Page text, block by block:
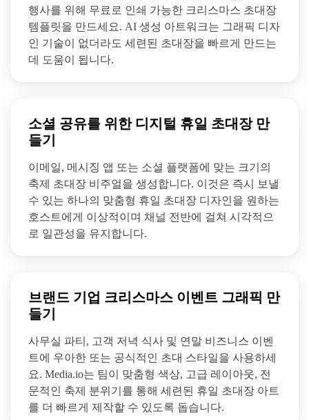
행사를 위해 무료로 인쇄 가능한 크리스마스 초대장
템플릿을 만드세요. AI 생성 아트워크는 그래픽 디자
인 기술이 없더라도 세련된 초대장을 빠르게 만드는
데 도움이 됩니다.
소셜 공유를 위한 디지털 휴일 초대장 만
들기
이메일, 메시징 앱 또는 소셜 플랫폼에 맞는 크기의
축제 초대장 비주얼을 생성합니다. 이것은 즉시 보낼
수 있는 하나의 맞춤형 휴일 초대장 디자인을 원하는
호스트에게 이상적이며 채널 전반에 걸쳐 시각적으
로 일관성을 유지합니다.
브랜드 기업 크리스마스 이벤트 그래픽 만
들기
사무실 파티, 고객 저녁 식사 및 연말 비즈니스 이벤
트에 우아한 또는 공식적인 초대 스타일을 사용하세
요. Media.io는 팀이 맞춤형 색상, 고급 레이아웃, 전
문적인 축제 분위기를 통해 세련된 휴일 초대장 아트
를 더 빠르게 제작할 수 있도록 돕습니다.